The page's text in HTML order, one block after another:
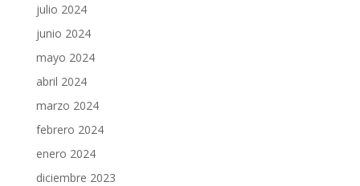
julio 2024
junio 2024
mayo 2024
abril 2024
marzo 2024
febrero 2024
enero 2024
diciembre 2023